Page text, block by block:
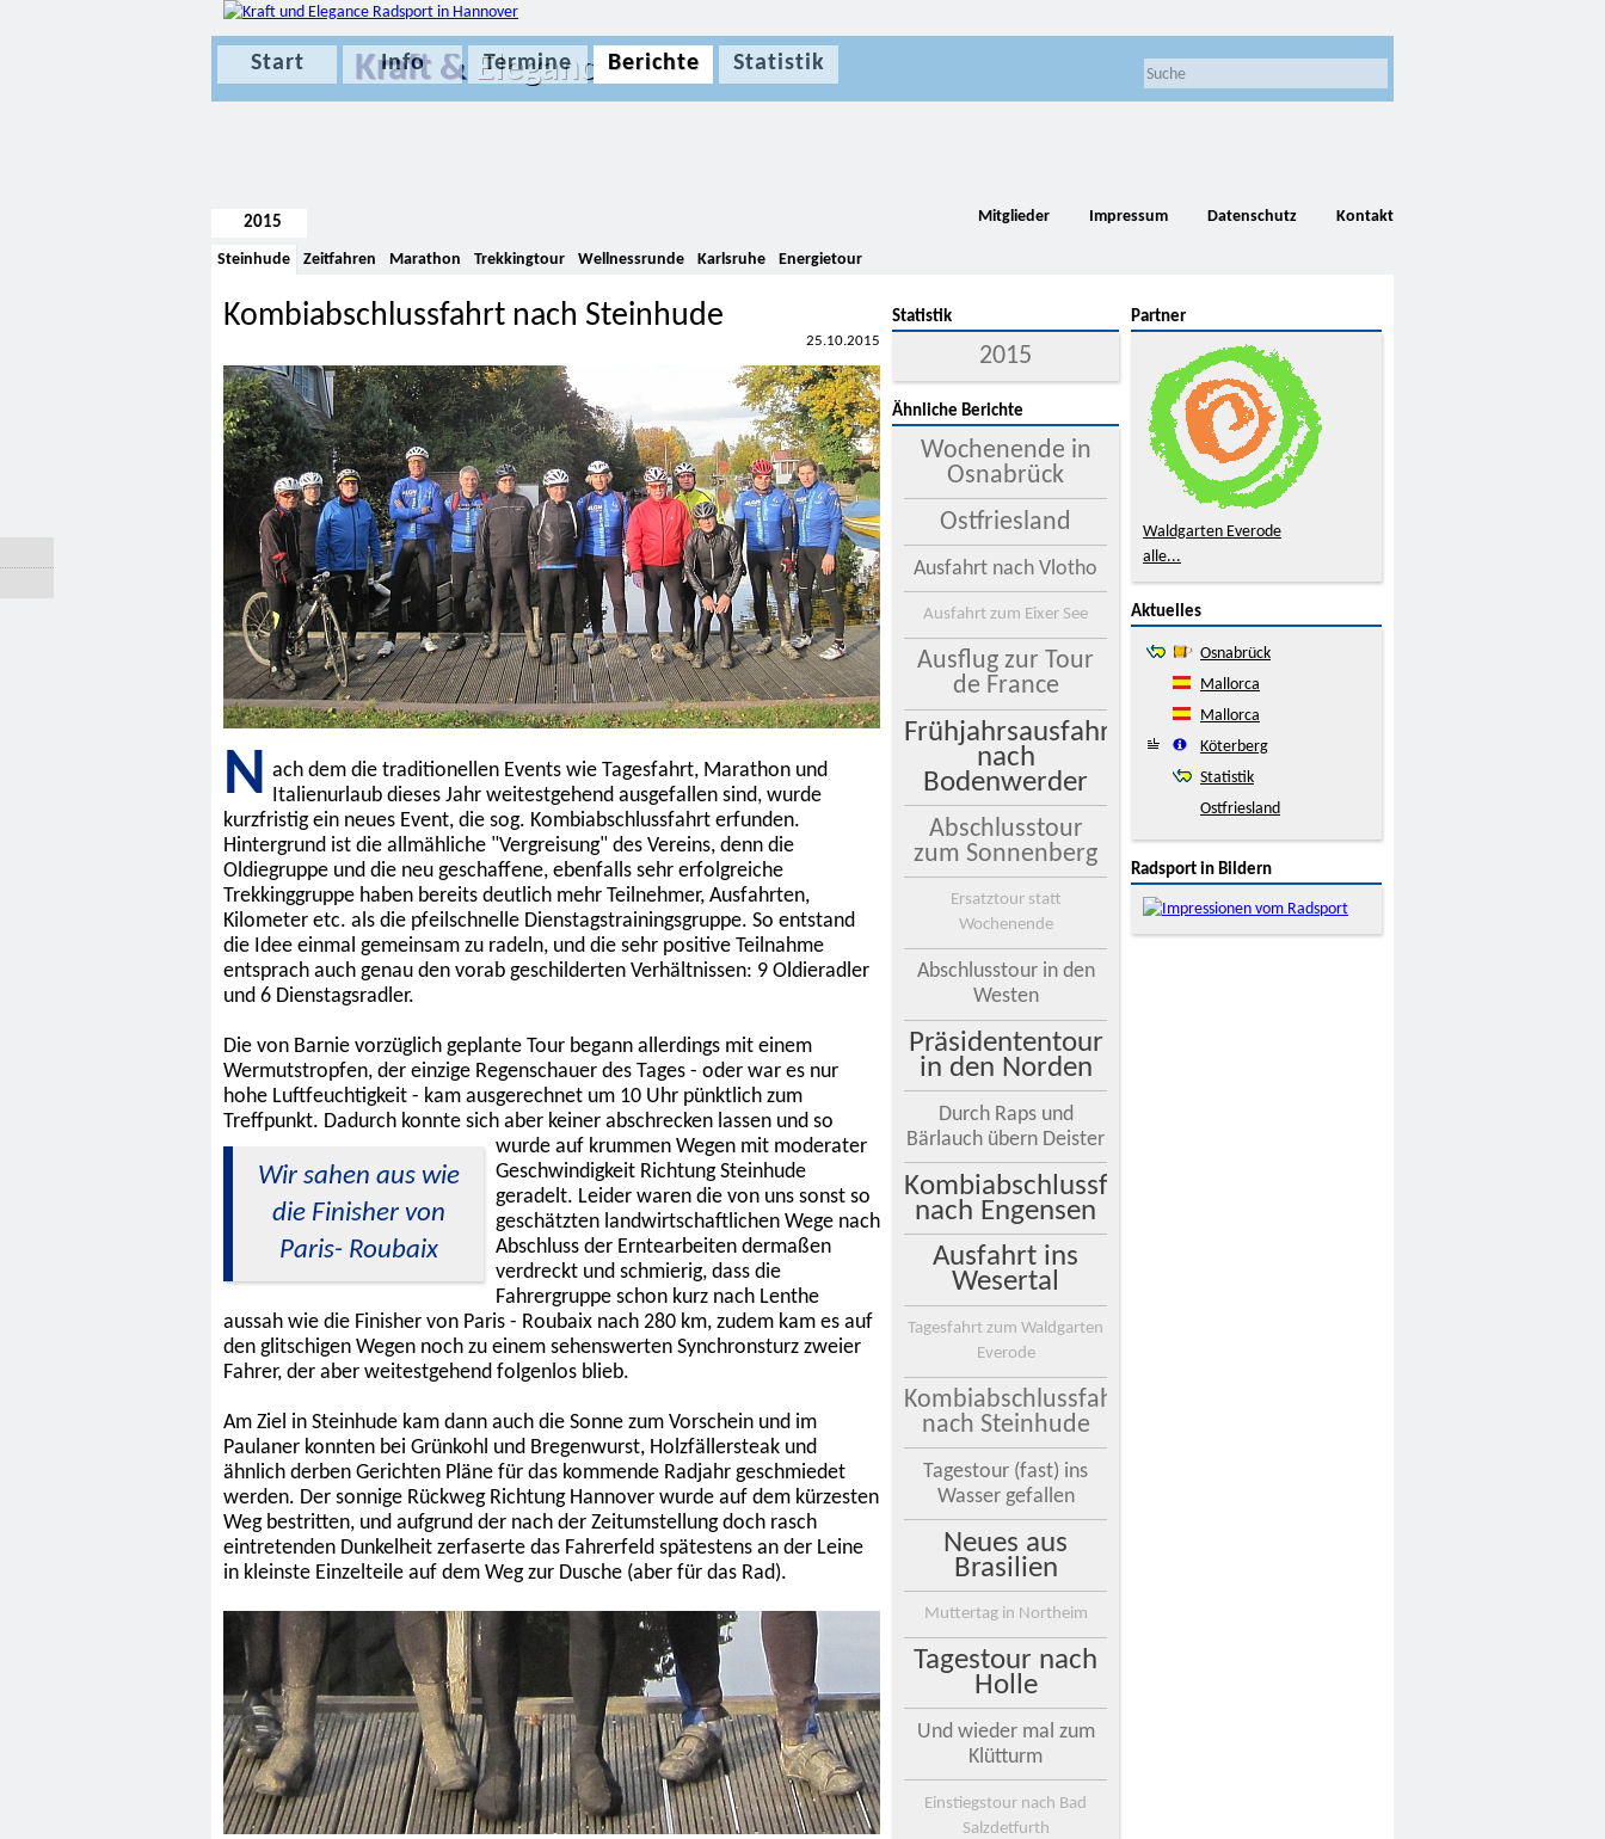
Kraft & Elegance
Start Info Termine Berichte Statistik
Mitglieder Impressum Datenschutz Kontakt
2015
Steinhude Zeitfahren Marathon Trekkingtour Wellnessrunde Karlsruhe Energietour
Kombiabschlussfahrt nach Steinhude
25.10.2015
N ach dem die traditionellen Events wie Tagesfahrt, Marathon und
Italienurlaub dieses Jahr weitestgehend ausgefallen sind, wurde
kurzfristig ein neues Event, die sog. Kombiabschlussfahrt erfunden.
Hintergrund ist die allmähliche "Vergreisung" des Vereins, denn die
Oldiegruppe und die neu geschaffene, ebenfalls sehr erfolgreiche
Trekkinggruppe haben bereits deutlich mehr Teilnehmer, Ausfahrten,
Kilometer etc. als die pfeilschnelle Dienstagstrainingsgruppe. So entstand
die Idee einmal gemeinsam zu radeln, und die sehr positive Teilnahme
entsprach auch genau den vorab geschilderten Verhältnissen: 9 Oldieradler
und 6 Dienstagsradler.
Die von Barnie vorzüglich geplante Tour begann allerdings mit einem
Wermutstropfen, der einzige Regenschauer des Tages - oder war es nur
hohe Luftfeuchtigkeit - kam ausgerechnet um 10 Uhr pünktlich zum
Treffpunkt. Dadurch konnte sich aber keiner abschrecken lassen und so
wurde auf krummen
Wir sahen aus wie
die Finisher von
Paris- Roubaix
Wegen mit moderater
Geschwindigkeit Richtung Steinhude
geradelt. Leider waren die von uns sonst so
geschätzten landwirtschaftlichen Wege nach
Abschluss der Erntearbeiten dermaßen
verdreckt und schmierig, dass die
Fahrergruppe schon kurz nach Lenthe
aussah wie die Finisher von Paris - Roubaix nach 280 km, zudem kam es auf
den glitschigen Wegen noch zu einem sehenswerten Synchronsturz zweier
Fahrer, der aber weitestgehend folgenlos blieb.
Am Ziel in Steinhude kam dann auch die Sonne zum Vorschein und im
Paulaner konnten bei Grünkohl und Bregenwurst, Holzfällersteak und
ähnlich derben Gerichten Pläne für das kommende Radjahr geschmiedet
werden. Der sonnige Rückweg Richtung Hannover wurde auf dem kürzesten
Weg bestritten, und aufgrund der nach der Zeitumstellung doch rasch
eintretenden Dunkelheit zerfaserte das Fahrerfeld spätestens an der Leine
in kleinste Einzelteile auf dem Weg zur Dusche (aber für das Rad).
Statistik
2015
Ähnliche Berichte
Wochenende in
Osnabrück
Ostfriesland
Ausfahrt nach Vlotho
Ausfahrt zum Eixer See
Ausflug zur Tour
de France
Frühjahrsausfahrt
nach
Bodenwerder
Abschlusstour
zum Sonnenberg
Ersatztour statt
Wochenende
Abschlusstour in den
Westen
Präsidententour
in den Norden
Durch Raps und
Bärlauch übern Deister
Kombiabschlussfahrt
nach Engensen
Ausfahrt ins
Wesertal
Tagesfahrt zum Waldgarten
Everode
Kombiabschlussfahrt
nach Steinhude
Tagestour (fast) ins
Wasser gefallen
Neues aus
Brasilien
Muttertag in Northeim
Tagestour nach
Holle
Und wieder mal zum
Klütturm
Einstiegstour nach Bad
Salzdetfurth
Partner
Waldgarten Everode
alle...
Aktuelles
Osnabrück
Mallorca
Mallorca
Köterberg
Statistik
Ostfriesland
Radsport in Bildern